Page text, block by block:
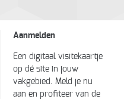
Aanmelden
Een digitaal visitekaartje
op dé site in jouw
vakgebied. Meld je nu
aan en profiteer van de